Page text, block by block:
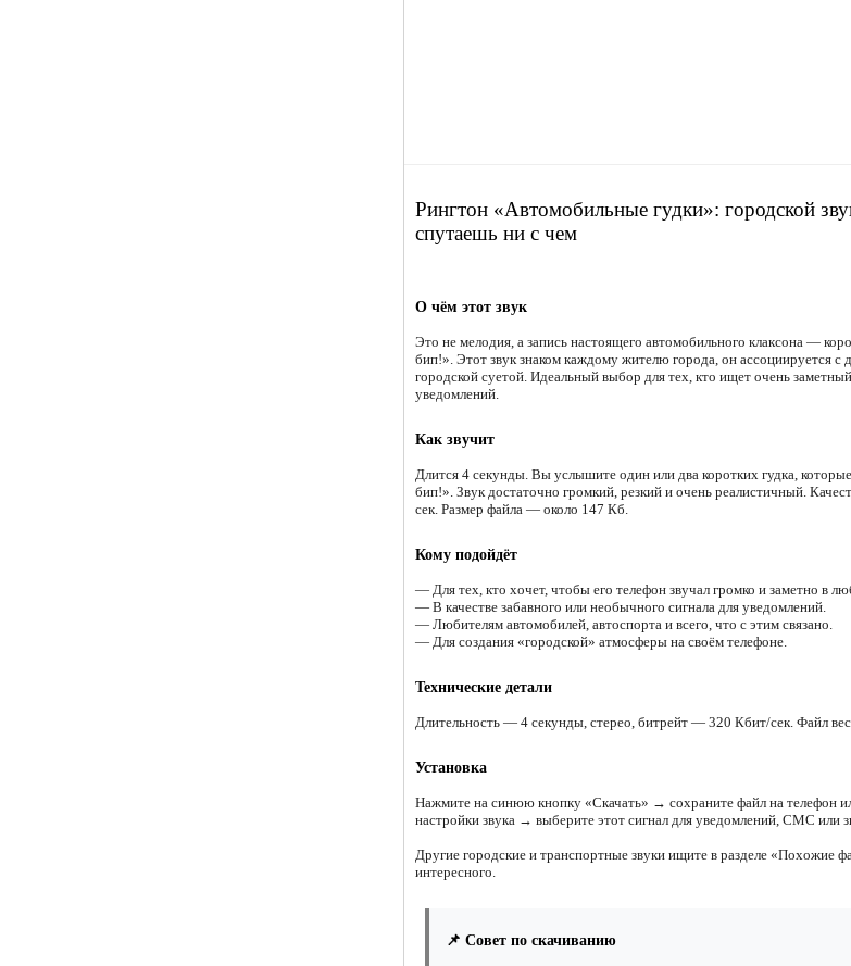
Рингтон «Автомобильные гудки»: городской
спутаешь ни с чем
О чём этот звук
Это не мелодия, а запись настоящего автомобильного клаксона —
бип!». Этот звук знаком каждому жителю города, он ассоциируется с
городской суетой. Идеальный выбор для тех, кто ищет очень
уведомлений.
Как звучит
Длится 4 секунды. Вы услышите один или два коротких гудка,
бип!». Звук достаточно громкий, резкий и очень реалистичный.
сек. Размер файла — около 147 Кб.
Кому подойдёт
— Для тех, кто хочет, чтобы его телефон звучал громко и заметно в
— В качестве забавного или необычного сигнала для уведомлений.
— Любителям автомобилей, автоспорта и всего, что с этим связано.
— Для создания «городской» атмосферы на своём телефоне.
Технические детали
Длительность — 4 секунды, стерео, битрейт — 320 Кбит/сек. Файл
Установка
Нажмите на синюю кнопку «Скачать» → сохраните файл на телефон
настройки звука → выберите этот сигнал для уведомлений, СМС или
Другие городские и транспортные звуки ищите в разделе «Похожие
интересного.
📌 Совет по скачиванию